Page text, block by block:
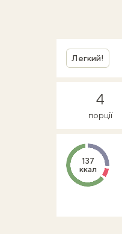
Легкий!
4
порції
137
ккал